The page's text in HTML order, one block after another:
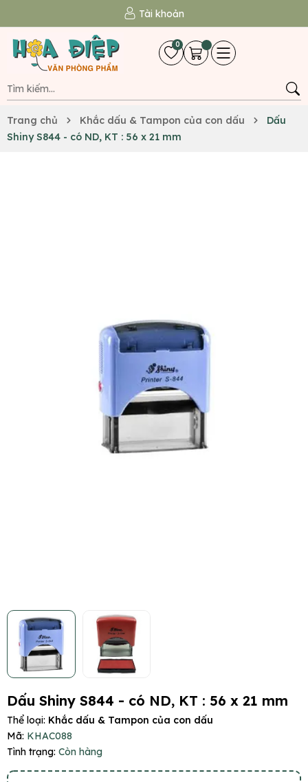
Tài khoản
0
Trang chủ Khắc dấu & Tampon của con dấu
Dấu
Shiny S844 - có ND, KT : 56 x 21 mm
Dấu Shiny S844 - có ND, KT : 56 x 21 mm
Thể loại: Khắc dấu & Tampon của con dấu
Mã: KHAC088
Tình trạng: Còn hàng